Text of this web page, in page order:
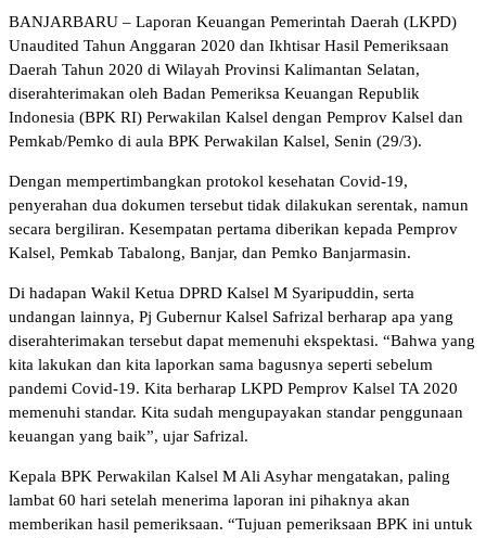
BANJARBARU – Laporan Keuangan Pemerintah Daerah (LKPD)
Unaudited Tahun Anggaran 2020 dan Ikhtisar Hasil Pemeriksaan
Daerah Tahun 2020 di Wilayah Provinsi Kalimantan Selatan,
diserahterimakan oleh Badan Pemeriksa Keuangan Republik
Indonesia (BPK RI) Perwakilan Kalsel dengan Pemprov Kalsel dan
Pemkab/Pemko di aula BPK Perwakilan Kalsel, Senin (29/3).
Dengan mempertimbangkan protokol kesehatan Covid-19,
penyerahan dua dokumen tersebut tidak dilakukan serentak, namun
secara bergiliran. Kesempatan pertama diberikan kepada Pemprov
Kalsel, Pemkab Tabalong, Banjar, dan Pemko Banjarmasin.
Di hadapan Wakil Ketua DPRD Kalsel M Syaripuddin, serta
undangan lainnya, Pj Gubernur Kalsel Safrizal berharap apa yang
diserahterimakan tersebut dapat memenuhi ekspektasi. “Bahwa yang
kita lakukan dan kita laporkan sama bagusnya seperti sebelum
pandemi Covid-19. Kita berharap LKPD Pemprov Kalsel TA 2020
memenuhi standar. Kita sudah mengupayakan standar penggunaan
keuangan yang baik”, ujar Safrizal.
Kepala BPK Perwakilan Kalsel M Ali Asyhar mengatakan, paling
lambat 60 hari setelah menerima laporan ini pihaknya akan
memberikan hasil pemeriksaan. “Tujuan pemeriksaan BPK ini untuk